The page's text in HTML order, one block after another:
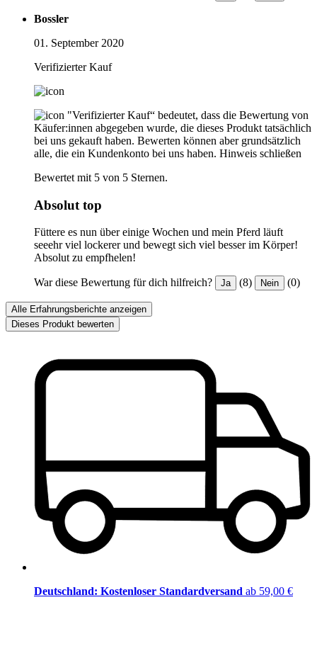
Bossler
01. September 2020
Verifizierter Kauf
"Verifizierter Kauf“ bedeutet, dass die Bewertung von
Käufer:innen abgegeben wurde, die dieses Produkt tatsächlich
bei uns gekauft haben. Bewerten können aber grundsätzlich
alle, die ein Kundenkonto bei uns haben. Hinweis schließen
Bewertet mit 5 von 5 Sternen.
Absolut top
Füttere es nun über einige Wochen und mein Pferd läuft
seeehr viel lockerer und bewegt sich viel besser im Körper!
Absolut zu empfhelen!
War diese Bewertung für dich hilfreich? Ja (8) Nein (0)
Alle Erfahrungsberichte anzeigen
Dieses Produkt bewerten
Deutschland: Kostenloser Standardversand ab 59,00 €